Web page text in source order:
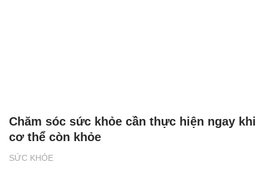
SỨC KHỎE
Chăm sóc sức khỏe cần thực hiện ngay khi
cơ thể còn khỏe